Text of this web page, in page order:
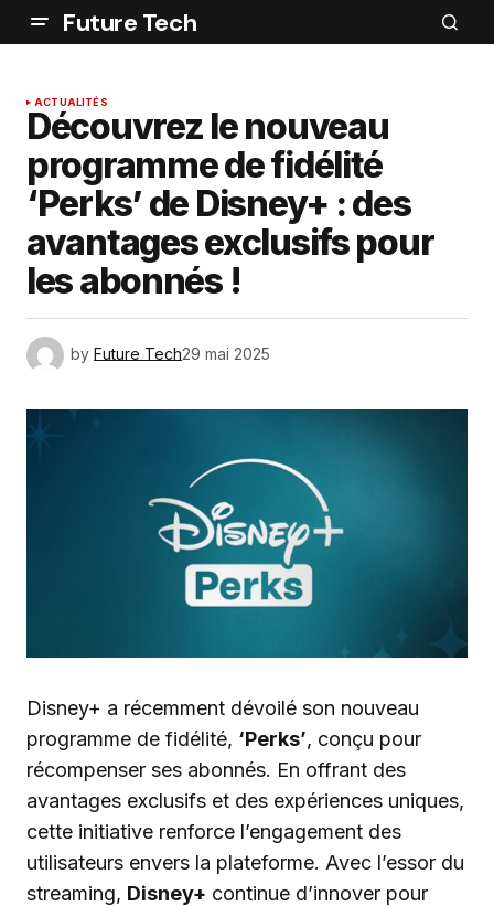
Future Tech
ACTUALITÉS
Découvrez le nouveau
programme de fidélité
‘Perks’ de Disney+ : des
avantages exclusifs pour
les abonnés !
by Future Tech29 mai 2025
Disney+ a récemment dévoilé son nouveau
programme de fidélité, ‘Perks’, conçu pour
récompenser ses abonnés. En offrant des
avantages exclusifs et des expériences uniques,
cette initiative renforce l’engagement des
utilisateurs envers la plateforme. Avec l’essor du
streaming, Disney+ continue d’innover pour